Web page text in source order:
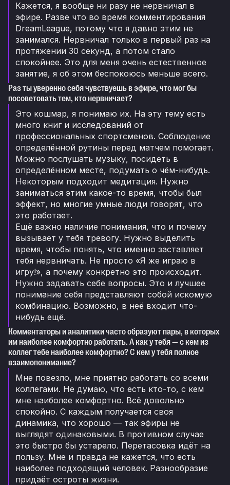
Кажется, я вообще ни разу не нервничал в
эфире. Разве что во время комментирования
DreamLeague, потому что я давно этим не
занимался. Нервничал только в первый раз на
протяжении 30 секунд, а потом стало
спокойнее. Это для меня очень естественное
занятие, я об этом беспокоюсь меньше всего.
Раз ты уверенно себя чувствуешь в эфире, что мог бы
посоветовать тем, кто нервничает?
Это кошмар, я понимаю их. На эту тему есть
много книг и исследований от
профессиональных спортсменов. Соблюдение
определённой рутины перед матчем помогает.
Можно послушать музыку, посидеть в
определённом месте, подумать о чём-нибудь.
Некоторым подходит медитация. Нужно
заниматься этим какое-то время, чтобы был
эффект, но многие умные люди говорят, что
это работает.
Ещё важно наличие понимания, что и почему
вызывает у тебя тревогу. Нужно выделить
время, чтобы понять, что именно заставляет
тебя нервничать. Не просто «Я же играю в
игру!», а почему конкретно это происходит.
Нужно задавать себе вопросы. Это и лучшее
понимание себя представляют собой искомую
комбинацию. Возможно, в неё входит что-
нибудь ещё.
Комментаторы и аналитики часто образуют пары, в которых
им наиболее комфортно работать. А как у тебя — с кем из
коллег тебе наиболее комфортно? С кем у тебя полное
взаимопонимание?
Мне повезло, мне приятно работать со всеми
коллегами. Не думаю, что есть кто-то, с кем
мне наиболее комфортно. Всё довольно
спокойно. С каждым получается своя
динамика, что хорошо — так эфиры не
выглядят одинаковыми. В противном случае
это быстро бы устарело. Перетасовка идёт на
пользу. Мне и правда не кажется, что есть
наиболее подходящий человек. Разнообразие
придаёт остроты жизни.